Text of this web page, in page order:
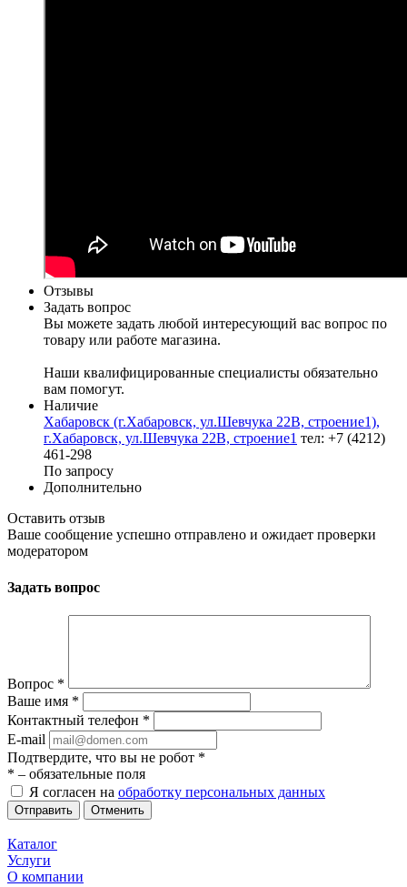
Отзывы
Задать вопрос
Вы можете задать любой интересующий вас вопрос по
товару или работе магазина.
Наши квалифицированные специалисты обязательно
вам помогут.
Наличие
Хабаровск (г.Хабаровск, ул.Шевчука 22В, строение1),
г.Хабаровск, ул.Шевчука 22В, строение1 тел: +7 (4212)
461-298
По запросу
Дополнительно
Оставить отзыв
Ваше сообщение успешно отправлено и ожидает проверки
модератором
Задать вопрос
Вопрос *
Ваше имя *
Контактный телефон *
E-mail
Подтвердите, что вы не робот *
* – обязательные поля
Я согласен на обработку персональных данных
Отменить
Каталог
Услуги
О компании